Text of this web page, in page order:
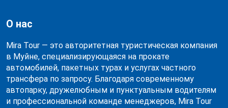
О нас
Mira Tour — это авторитетная туристическая компания
в Муйне, специализирующаяся на прокате
автомобилей, пакетных турах и услугах частного
трансфера по запросу. Благодаря современному
автопарку, дружелюбным и пунктуальным водителям
и профессиональной команде менеджеров, Mira Tour